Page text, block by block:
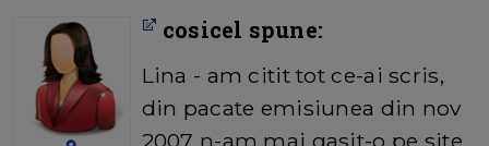
cosicel spune:
Lina - am citit tot ce-ai scris,
din pacate emisiunea din nov
2007 n-am mai gasit-o pe site